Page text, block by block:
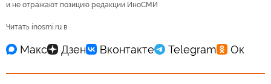
и не отражают позицию редакции ИноСМИ
Читать inosmi.ru в